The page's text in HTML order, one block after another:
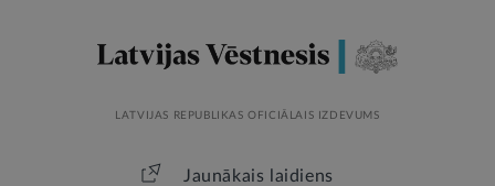
LATVIJAS REPUBLIKAS OFICIĀLAIS IZDEVUMS
Jaunākais laidiens